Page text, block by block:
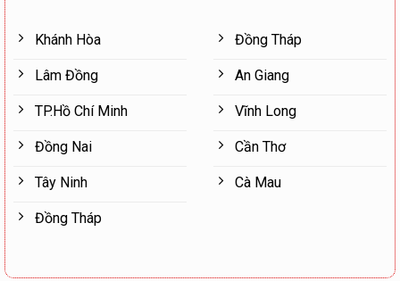
Khánh Hòa
Lâm Đồng
TP.Hồ Chí Minh
Đồng Nai
Tây Ninh
Đồng Tháp
Đồng Tháp
An Giang
Vĩnh Long
Cần Thơ
Cà Mau